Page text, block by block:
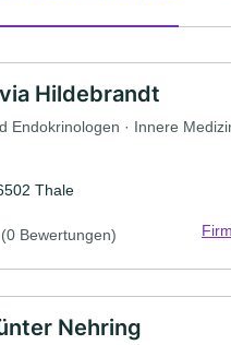
Hildebrandt
Endokrinologen · Innere
Thale
(0 Bewertungen)
Nehring